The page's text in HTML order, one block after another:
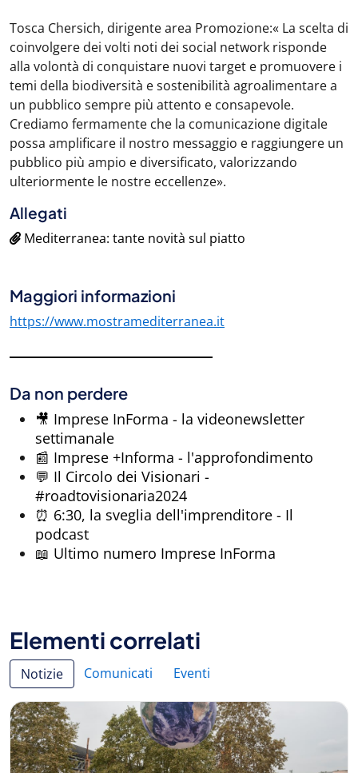
Tosca Chersich, dirigente area Promozione:« La scelta di
coinvolgere dei volti noti dei social network risponde
alla volontà di conquistare nuovi target e promuovere i
temi della biodiversità e sostenibilità agroalimentare a
un pubblico sempre più attento e consapevole.
Crediamo fermamente che la comunicazione digitale
possa amplificare il nostro messaggio e raggiungere un
pubblico più ampio e diversificato, valorizzando
ulteriormente le nostre eccellenze».
Allegati
Mediterranea: tante novità sul piatto
Maggiori informazioni
https://www.mostramediterranea.it
Da non perdere
🎥 Imprese InForma - la videonewsletter
settimanale
📰 Imprese +Informa - l'approfondimento
💬 Il Circolo dei Visionari -
#roadtovisionaria2024
⏰ 6:30, la sveglia dell'imprenditore - Il
podcast
📖 Ultimo numero Imprese InForma
Elementi correlati
Notizie Comunicati Eventi